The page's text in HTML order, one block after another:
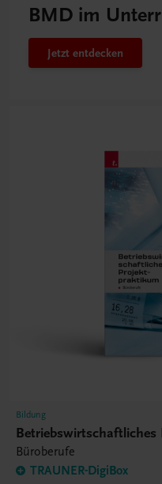
BMD im
Jetzt entdecken
Bildung
Betriebswirtschaftliches
Büroberufe
TRAUNER-DigiBox